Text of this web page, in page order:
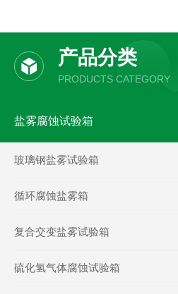
产品分类
PRODUCTS CATEGORY
盐雾腐蚀试验箱
玻璃钢盐雾试验箱
循环腐蚀盐雾箱
复合交变盐雾试验箱
硫化氢气体腐蚀试验箱